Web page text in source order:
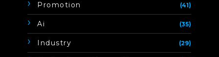
Promotion (41)
Ai (35)
Industry (29)